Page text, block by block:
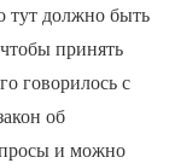
тут должно быть
принять
говорилось с
об
и можно